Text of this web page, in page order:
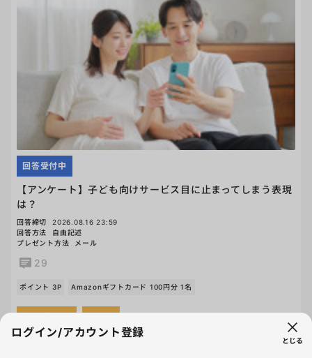
【アンケート】子ども向けサービス目に止まってしまう表現
は？
回答受付中
回答締切
2026.08.16 23:59
回答方法
自由記述
プレゼント方法
メール
29
ポイント 3P Amazonギフトカード 100円分 1名
ログイン/アカウント登録
とじる